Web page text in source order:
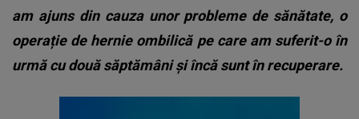
am ajuns din cauza unor probleme de sănătate, o
operație de hernie ombilică pe care am suferit-o în
urmă cu două săptămâni și încă sunt în recuperare.